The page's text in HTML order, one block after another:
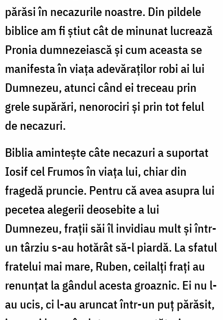
părăsi în necazurile noastre. Din pildele
biblice am fi ştiut cât de minunat lucrează
Pronia dumnezeiască şi cum aceasta se
manifesta în viaţa adevăraţilor robi ai lui
Dumnezeu, atunci când ei treceau prin
grele supărări, nenorociri şi prin tot felul
de necazuri.
Biblia aminteşte câte necazuri a suportat
Iosif cel Frumos în viaţa lui, chiar din
fragedă pruncie. Pentru că avea asupra lui
pecetea alegerii deosebite a lui
Dumnezeu, fraţii săi îl invidiau mult şi într-
un târziu s-au hotărât să-l piardă. La sfatul
fratelui mai mare, Ruben, ceilalţi fraţi au
renunţat la gândul acesta groaznic. Ei nu l-
au ucis, ci l-au aruncat într-un puţ părăsit,